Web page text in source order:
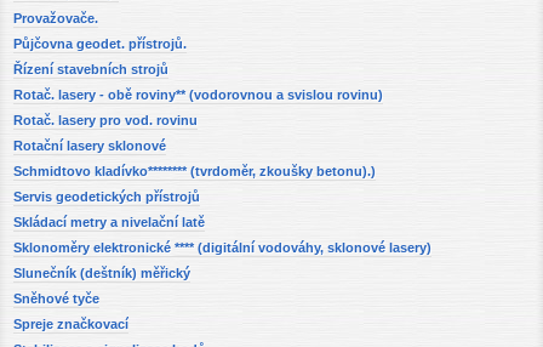
Provažovače.
Půjčovna geodet. přístrojů.
Řízení stavebních strojů
Rotač. lasery - obě roviny** (vodorovnou a svislou rovinu)
Rotač. lasery pro vod. rovinu
Rotační lasery sklonové
Schmidtovo kladívko******** (tvrdoměr, zkoušky betonu).)
Servis geodetických přístrojů
Skládací metry a nivelační latě
Sklonoměry elektronické **** (digitální vodováhy, sklonové lasery)
Slunečník (deštník) měřický
Sněhové tyče
Spreje značkovací